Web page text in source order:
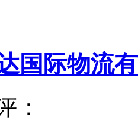
国际物流
：